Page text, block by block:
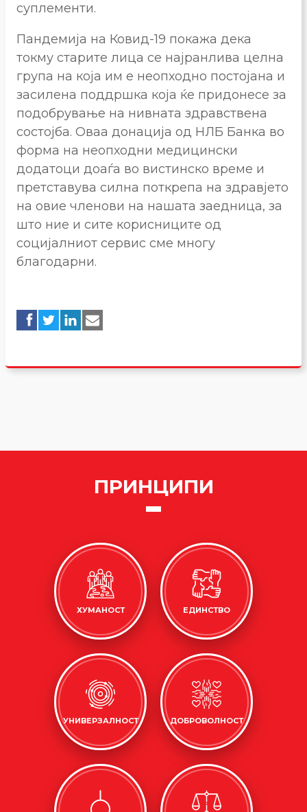
суплементи.
Пандемија на Ковид-19 покажа дека
токму старите лица се најранлива целна
група на која им е неопходно постојана и
засилена поддршка која ќе придонесе за
подобрување на нивната здравствена
состојба. Оваа донација од НЛБ Банка во
форма на неопходни медицински
додатоци доаѓа во вистинско време и
претставува силна поткрепа на здравјето
на овие членови на нашата заедница, за
што ние и сите корисниците од
социјалниот сервис сме многу
благодарни.
ПРИНЦИПИ
ХУМАНОСТ ЕДИНСТВО
УНИВЕРЗАЛНОСТ ДОБРОВОЛНОСТ